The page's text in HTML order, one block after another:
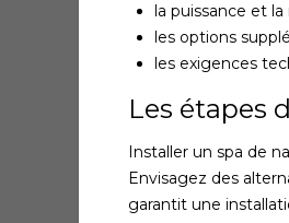
la puissance et
les options
les exigences
Les étapes
Installer un spa de
Envisagez des
garantit une